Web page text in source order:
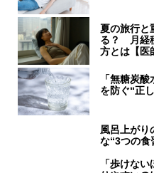
夏の旅行と
る？ 月経
方とは【医
「無糖炭
を防ぐ“正
風呂上が
な“3つの食
「歩けな